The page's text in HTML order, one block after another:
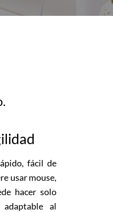
fácil de
usar mouse,
hacer solo
al